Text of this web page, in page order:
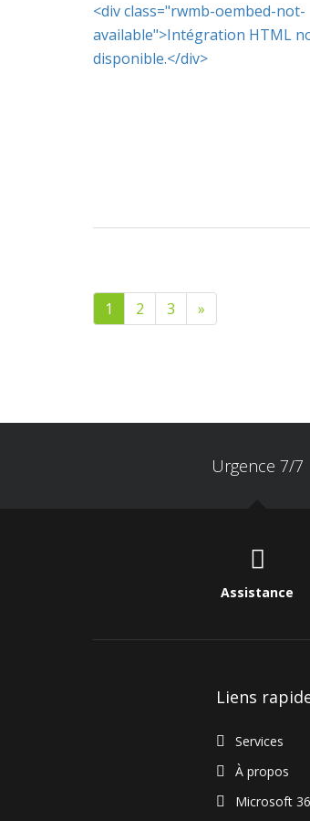
<div class="rwmb-oembed-not-
available">Intégration HTML
disponible.</div>
1 2 3 »
Urgence 7/7
Assistance
Liens
Services
À propos
Microsoft